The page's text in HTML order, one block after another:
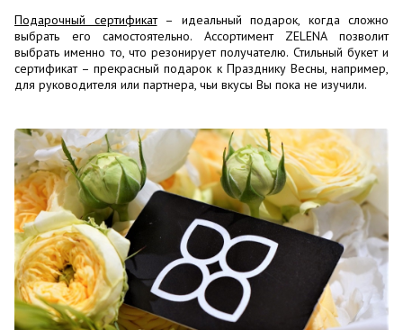
Подарочный сертификат– идеальный подарок, когда сложно
выбрать его самостоятельно. Ассортимент ZELENA позволит
выбрать именно то, что резонирует получателю. Стильный букет и
сертификат – прекрасный подарок к Празднику Весны, например,
для руководителя или партнера, чьи вкусы Вы пока не изучили.